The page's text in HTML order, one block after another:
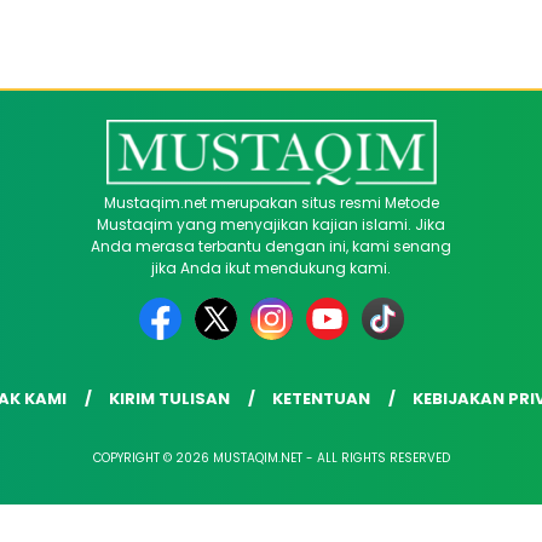
Mustaqim.net merupakan situs resmi Metode
Mustaqim yang menyajikan kajian islami. Jika
Anda merasa terbantu dengan ini, kami senang
jika Anda ikut mendukung kami.
KAMI KIRIM TULISAN KETENTUAN KEBIJAKAN
COPYRIGHT © 2026 MUSTAQIM.NET - ALL RIGHTS RESERVED